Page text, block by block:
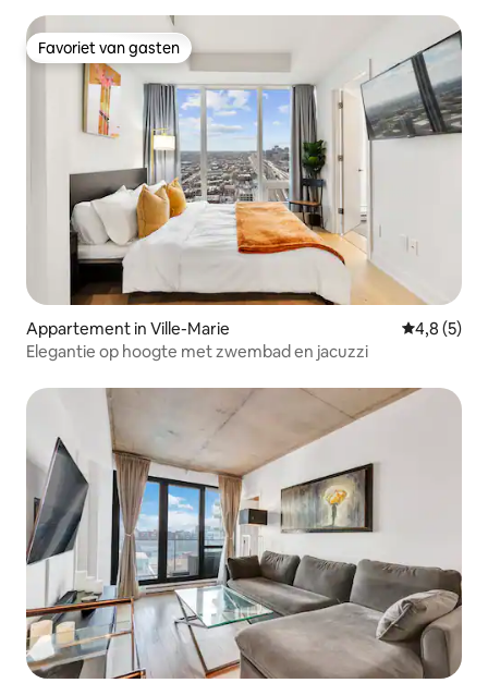
Favoriet van gasten
Favoriet van gasten
Appartement in Ville-Marie
4,8 (5)
Elegantie op hoogte met zwembad en jacuzzi